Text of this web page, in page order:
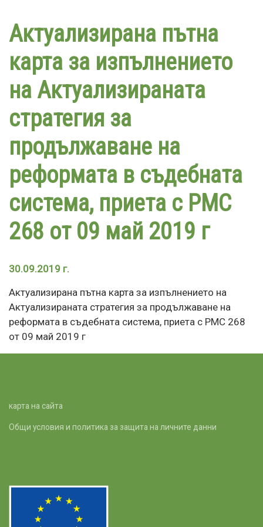
основното
Актуализирана пътна
карта за изпълнението
на Актуализираната
стратегия за
продължаване на
реформата в съдебната
система, приета с РМС
268 от 09 май 2019 г
30.09.2019 г.
Актуализирана пътна карта за изпълнението на
Актуализираната стратегия за продължаване на
реформата в съдебната система, приета с РМС 268
от 09 май 2019 г
карта на сайта
Общи условия и политика за защита на личните данни